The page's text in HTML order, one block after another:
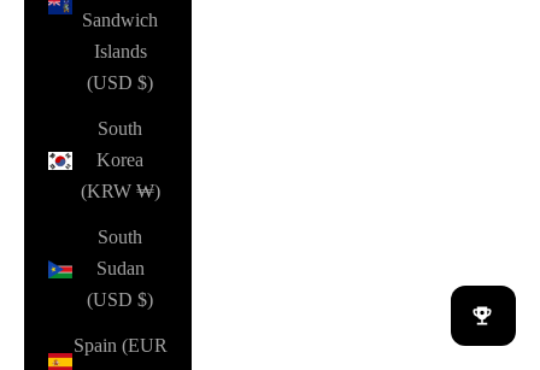
Sandwich
Islands
(USD $)
South
Korea
(KRW ₩)
South
Sudan
(USD $)
Spain (EUR